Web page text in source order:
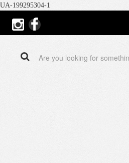
UA-199295304-1